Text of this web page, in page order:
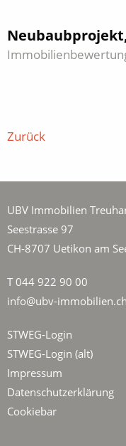
Zurück
UBV Immobilien
Seestrasse 97
CH-8707 Uetikon am
T 044 922 90 00
info@ubv-immobilien.ch
STWEG-Login
STWEG-Login (alt)
Impressum
Datenschutzerklärung
Cookiebar